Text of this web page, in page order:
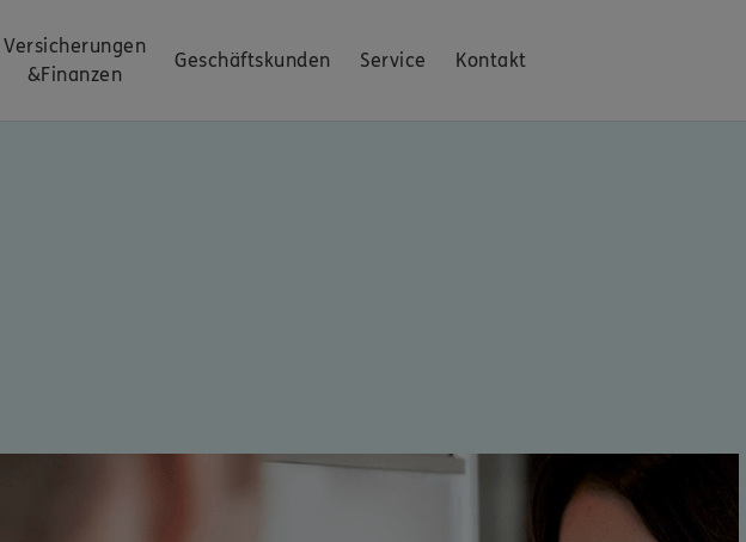
Versicherungen
&Finanzen
Geschäftskunden Service Kontakt